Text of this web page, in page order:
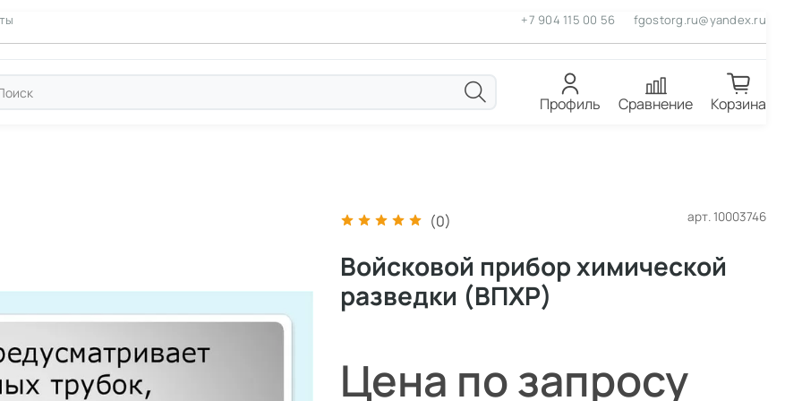
+7 904 115 00 56 fgostorg.ru@yandex.ru
Профиль Сравнение Корзина
(0) арт. 10003746
Войсковой прибор химической
разведки (ВПХР)
Цена по запросу